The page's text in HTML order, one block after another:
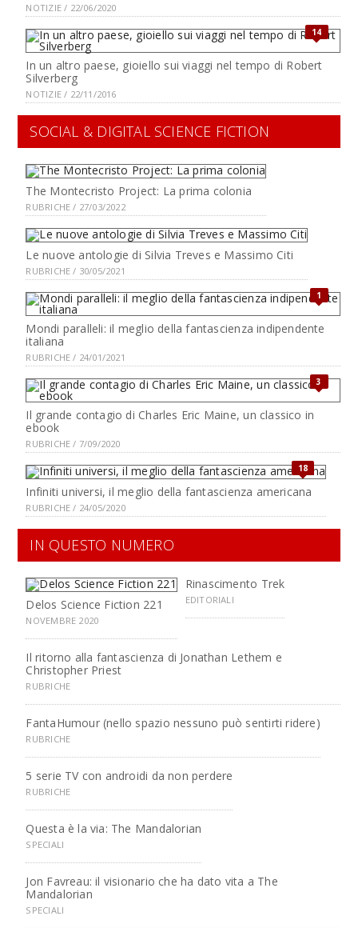
NOTIZIE / 22/06/2020
14
In un altro paese, gioiello sui viaggi nel tempo di Robert
Silverberg
NOTIZIE / 22/11/2016
SOCIAL & DIGITAL SCIENCE FICTION
The Montecristo Project: La prima colonia
RUBRICHE / 27/03/2022
Le nuove antologie di Silvia Treves e Massimo Citi
RUBRICHE / 30/05/2021
1
Mondi paralleli: il meglio della fantascienza indipendente
italiana
RUBRICHE / 24/01/2021
3
Il grande contagio di Charles Eric Maine, un classico in
ebook
RUBRICHE / 7/09/2020
18
Infiniti universi, il meglio della fantascienza americana
RUBRICHE / 24/05/2020
IN QUESTO NUMERO
Delos Science Fiction 221
NOVEMBRE 2020
Rinascimento Trek
EDITORIALI
Il ritorno alla fantascienza di Jonathan Lethem e
Christopher Priest
RUBRICHE
FantaHumour (nello spazio nessuno può sentirti ridere)
RUBRICHE
5 serie TV con androidi da non perdere
RUBRICHE
Questa è la via: The Mandalorian
SPECIALI
Jon Favreau: il visionario che ha dato vita a The
Mandalorian
SPECIALI